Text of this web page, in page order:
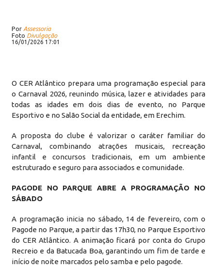
Por Assessoria
Foto Divulgação
16/01/2026 17:01
O CER Atlântico prepara uma programação especial para
o Carnaval 2026, reunindo música, lazer e atividades para
todas as idades em dois dias de evento, no Parque
Esportivo e no Salão Social da entidade, em Erechim.
A proposta do clube é valorizar o caráter familiar do
Carnaval, combinando atrações musicais, recreação
infantil e concursos tradicionais, em um ambiente
estruturado e seguro para associados e comunidade.
PAGODE NO PARQUE ABRE A PROGRAMAÇÃO NO
SÁBADO
A programação inicia no sábado, 14 de fevereiro, com o
Pagode no Parque, a partir das 17h30, no Parque Esportivo
do CER Atlântico. A animação ficará por conta do Grupo
Recreio e da Batucada Boa, garantindo um fim de tarde e
início de noite marcados pelo samba e pelo pagode.